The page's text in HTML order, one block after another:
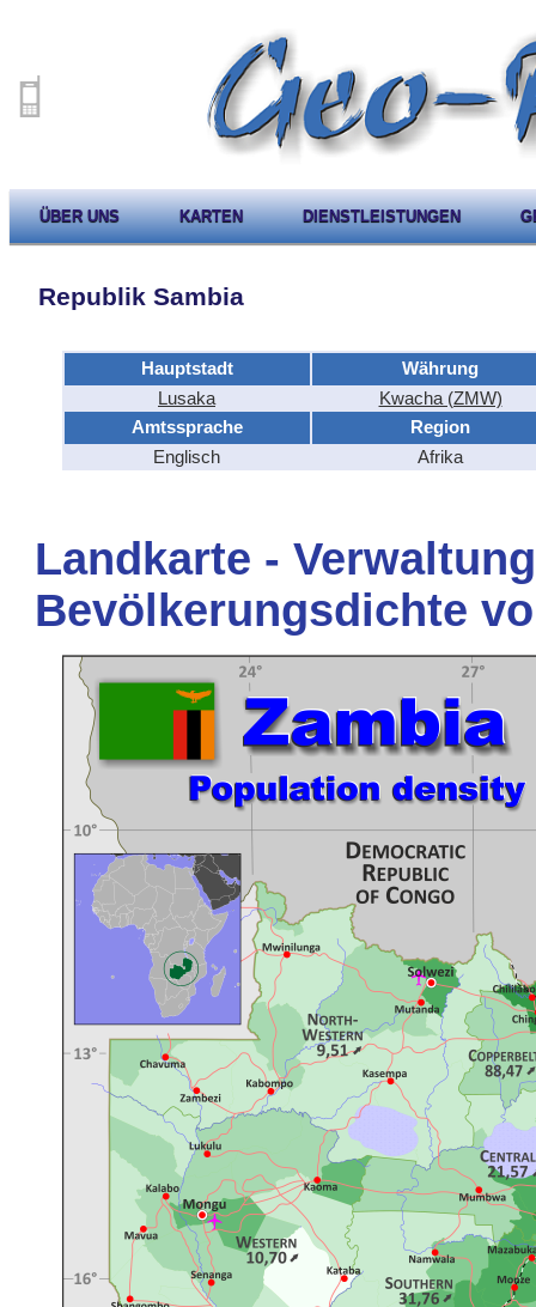
ÜBER UNS KARTEN DIENSTLEISTUNGEN
Republik Sambia
Hauptstadt
Währung
Lusaka
Kwacha (ZMW)
Amtssprache
Region
Englisch
Afrika
Landkarte -
Bevölkerungsdichte